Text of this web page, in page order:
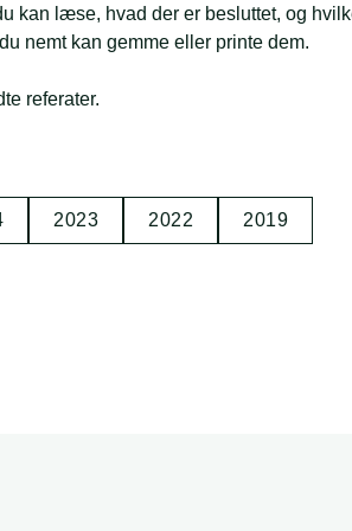
kan læse, hvad der er besluttet, og
nemt kan gemme eller printe dem.
referater.
2023 2022 2019